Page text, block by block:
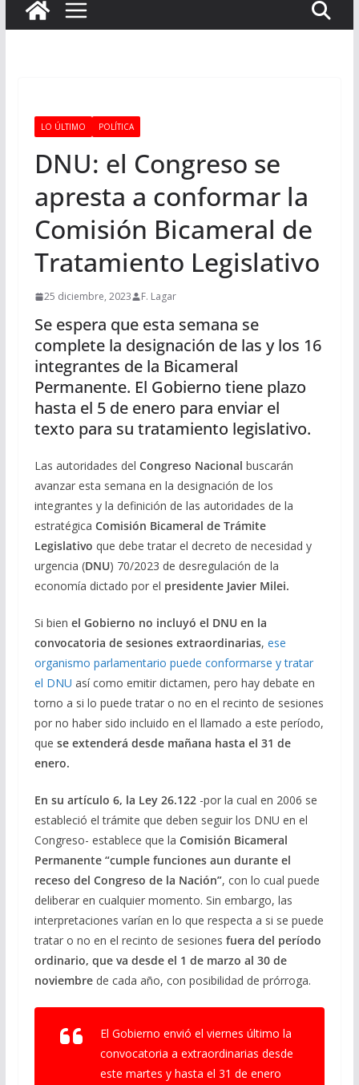
LO ÚLTIMO POLÍTICA
DNU: el Congreso se
apresta a conformar la
Comisión Bicameral de
Tratamiento Legislativo
25 diciembre, 2023 F. Lagar
Se espera que esta semana se
complete la designación de las y los 16
integrantes de la Bicameral
Permanente. El Gobierno tiene plazo
hasta el 5 de enero para enviar el
texto para su tratamiento legislativo.
Las autoridades del Congreso Nacional buscarán
avanzar esta semana en la designación de los
integrantes y la definición de las autoridades de la
estratégica Comisión Bicameral de Trámite
Legislativo que debe tratar el decreto de necesidad y
urgencia (DNU) 70/2023 de desregulación de la
economía dictado por el presidente Javier Milei.
Si bien el Gobierno no incluyó el DNU en la
convocatoria de sesiones extraordinarias, ese
organismo parlamentario puede conformarse y tratar
el DNU así como emitir dictamen, pero hay debate en
torno a si lo puede tratar o no en el recinto de sesiones
por no haber sido incluido en el llamado a este período,
que se extenderá desde mañana hasta el 31 de
enero.
En su artículo 6, la Ley 26.122-por la cual en 2006 se
estableció el trámite que deben seguir los DNU en el
Congreso- establece que la Comisión Bicameral
Permanente “cumple funciones aun durante el
receso del Congreso de la Nación”, con lo cual puede
deliberar en cualquier momento. Sin embargo, las
interpretaciones varían en lo que respecta a si se puede
tratar o no en el recinto de sesiones fuera del período
ordinario, que va desde el 1 de marzo al 30 de
noviembrede cada año, con posibilidad de prórroga.
El Gobierno envió el viernes último la
convocatoria a extraordinarias desde
este martes y hasta el 31 de enero